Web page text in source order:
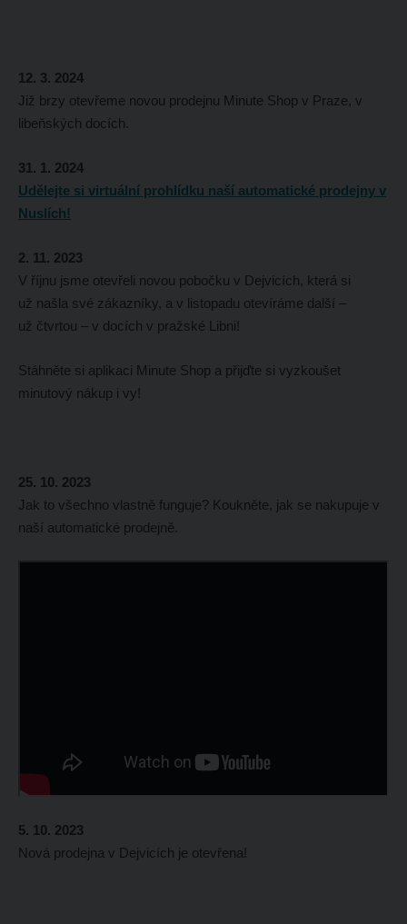
12. 3. 2024
Již brzy otevřeme novou prodejnu Minute Shop v Praze, v
libeňských docích.
31. 1. 2024
Udělejte si virtuální prohlídku naší automatické prodejny v
Nuslích!
2. 11. 2023
V říjnu jsme otevřeli novou pobočku v Dejvicích, která si
už našla své zákazníky, a v listopadu otevíráme další –
už čtvrtou – v docích v pražské Libni!
Stáhněte si aplikaci Minute Shop a přijďte si vyzkoušet
minutový nákup i vy!
25. 10. 2023
Jak to všechno vlastně funguje? Koukněte, jak se nakupuje v
naší automatické prodejně.
5. 10. 2023
Nová prodejna v Dejvicích je otevřena!